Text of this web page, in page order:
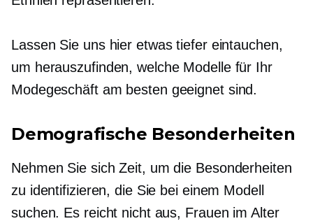
Lassen Sie uns hier etwas tiefer eintauchen,
um herauszufinden, welche Modelle für Ihr
Modegeschäft am besten geeignet sind.
Demografische Besonderheiten
Nehmen Sie sich Zeit, um die Besonderheiten
zu identifizieren, die Sie bei einem Modell
suchen. Es reicht nicht aus, Frauen im Alter